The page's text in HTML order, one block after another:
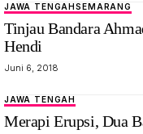
JAWA TENGAHSEMARANG
Tinjau Bandara
Hendi
Juni 6, 2018
JAWA TENGAH
Merapi Erupsi, Dua